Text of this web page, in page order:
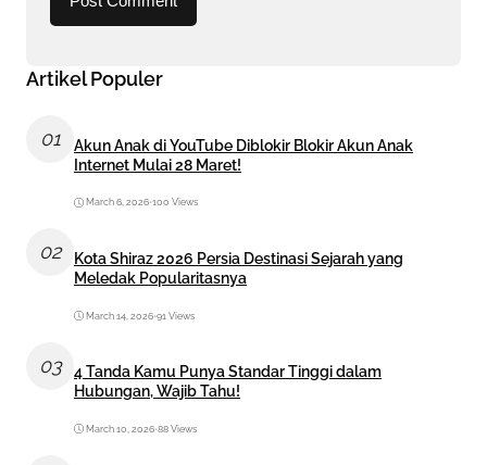
Artikel Populer
01
Akun Anak di YouTube Diblokir Blokir Akun Anak
Internet Mulai 28 Maret!
March 6, 2026•100 Views
02
Kota Shiraz 2026 Persia Destinasi Sejarah yang
Meledak Popularitasnya
March 14, 2026•91 Views
03
4 Tanda Kamu Punya Standar Tinggi dalam
Hubungan, Wajib Tahu!
March 10, 2026•88 Views